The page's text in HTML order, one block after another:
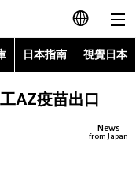
日本語
English
日本指南 視覺日本
AZ疫苗出口
News
from Japan